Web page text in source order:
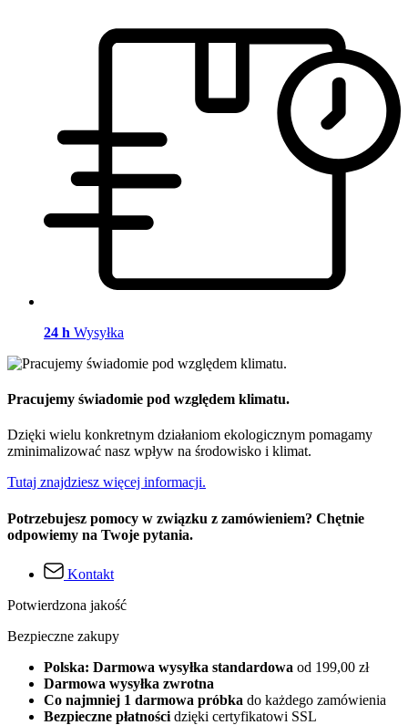
24 h Wysyłka
Pracujemy świadomie pod względem klimatu.
Dzięki wielu konkretnym działaniom ekologicznym pomagamy
zminimalizować nasz wpływ na środowisko i klimat.
Tutaj znajdziesz więcej informacji.
Potrzebujesz pomocy w związku z zamówieniem? Chętnie
odpowiemy na Twoje pytania.
Kontakt
Potwierdzona jakość
Bezpieczne zakupy
Polska: Darmowa wysyłka standardowa od 199,00 zł
Darmowa wysyłka zwrotna
Co najmniej 1 darmowa próbka do każdego zamówienia
Bezpieczne płatności dzięki certyfikatowi SSL